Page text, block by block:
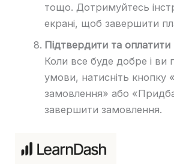
тощо. Дотримуйтесь
екрані, щоб завершити
Підтвердити та оплатити
Коли все буде добре і ви
умови, натисніть кнопку
замовлення» або
завершити замовлення.